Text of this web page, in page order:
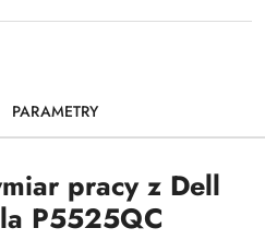
PARAMETRY
pracy z Dell
P5525QC